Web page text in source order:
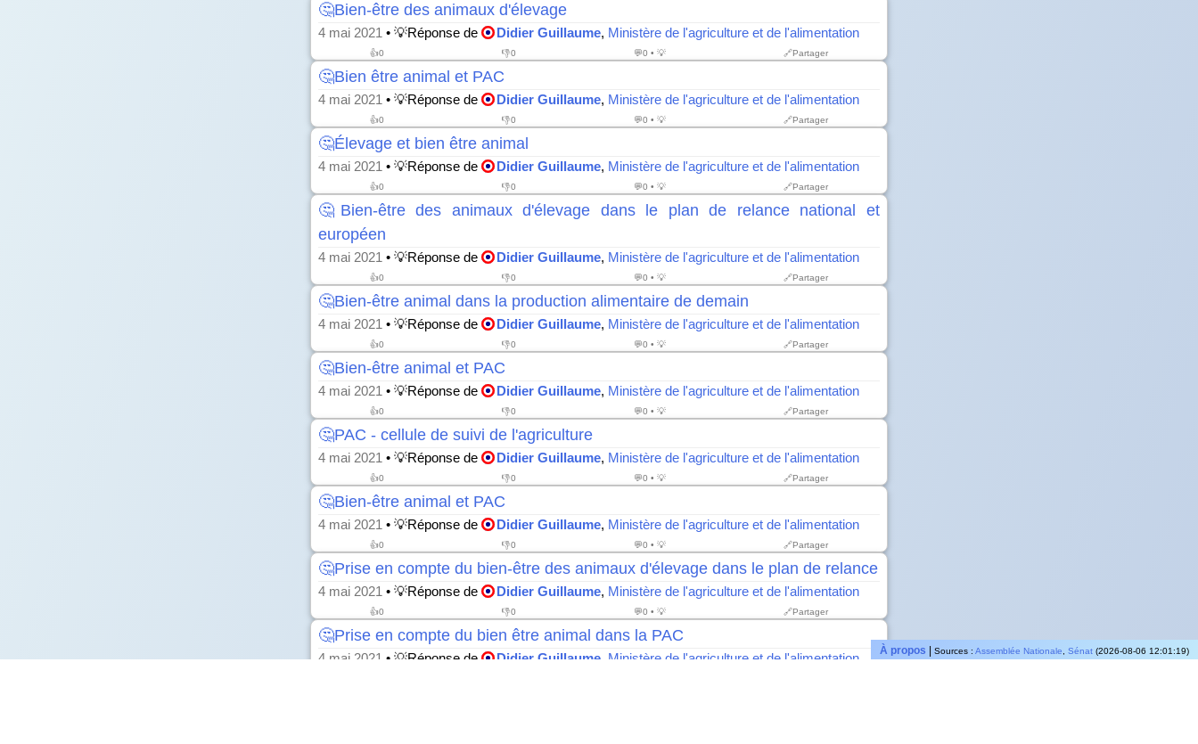
🤔Bien-être des animaux d'élevage
4 mai 2021 • 💡Réponse de Didier Guillaume, Ministère de l'agriculture et de l'alimentation
👍0 👎0 💬0 • 💡 🔗Partager
🤔Bien être animal et PAC
4 mai 2021 • 💡Réponse de Didier Guillaume, Ministère de l'agriculture et de l'alimentation
👍0 👎0 💬0 • 💡 🔗Partager
🤔Élevage et bien être animal
4 mai 2021 • 💡Réponse de Didier Guillaume, Ministère de l'agriculture et de l'alimentation
👍0 👎0 💬0 • 💡 🔗Partager
🤔Bien-être des animaux d'élevage dans le plan de relance national et
européen
4 mai 2021 • 💡Réponse de Didier Guillaume, Ministère de l'agriculture et de l'alimentation
👍0 👎0 💬0 • 💡 🔗Partager
🤔Bien-être animal dans la production alimentaire de demain
4 mai 2021 • 💡Réponse de Didier Guillaume, Ministère de l'agriculture et de l'alimentation
👍0 👎0 💬0 • 💡 🔗Partager
🤔Bien-être animal et PAC
4 mai 2021 • 💡Réponse de Didier Guillaume, Ministère de l'agriculture et de l'alimentation
👍0 👎0 💬0 • 💡 🔗Partager
🤔PAC - cellule de suivi de l'agriculture
4 mai 2021 • 💡Réponse de Didier Guillaume, Ministère de l'agriculture et de l'alimentation
👍0 👎0 💬0 • 💡 🔗Partager
🤔Bien-être animal et PAC
4 mai 2021 • 💡Réponse de Didier Guillaume, Ministère de l'agriculture et de l'alimentation
👍0 👎0 💬0 • 💡 🔗Partager
🤔Prise en compte du bien-être des animaux d'élevage dans le plan de relance
4 mai 2021 • 💡Réponse de Didier Guillaume, Ministère de l'agriculture et de l'alimentation
👍0 👎0 💬0 • 💡 🔗Partager
🤔Prise en compte du bien être animal dans la PAC
4 mai 2021 • 💡Réponse de Didier Guillaume, Ministère de l'agriculture et de l'alimentation À propos Sources : Assemblée Nationale Sénat (2026-08-06 12:01:19)